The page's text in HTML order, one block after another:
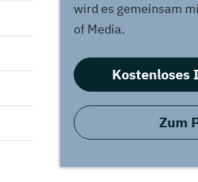
wird es gemeinsam
of Media.
Kostenloses
Zum